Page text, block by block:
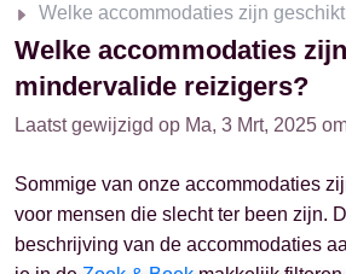
Welke accommodaties zijn geschikt voor
Welke accommodaties
mindervalide reizigers?
Laatst gewijzigd op Ma, 3 Mrt, 2025
Sommige van onze accommodaties
voor mensen die slecht ter been zijn.
beschrijving van de accommodaties